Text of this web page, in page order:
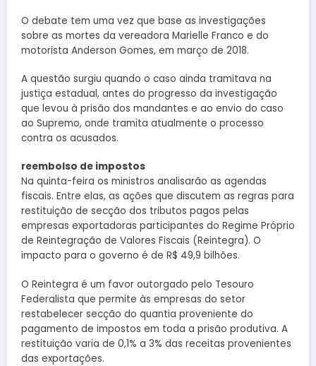
O debate tem uma vez que base as investigações
sobre as mortes da vereadora Marielle Franco e do
motorista Anderson Gomes, em março de 2018.
A questão surgiu quando o caso ainda tramitava na
justiça estadual, antes do progresso da investigação
que levou à prisão dos mandantes e ao envio do caso
ao Supremo, onde tramita atualmente o processo
contra os acusados.
reembolso de impostos
Na quinta-feira os ministros analisarão as agendas
fiscais. Entre elas, as ações que discutem as regras para
restituição de secção dos tributos pagos pelas
empresas exportadoras participantes do Regime Próprio
de Reintegração de Valores Fiscais (Reintegra). O
impacto para o governo é de R$ 49,9 bilhões.
O Reintegra é um favor outorgado pelo Tesouro
Federalista que permite às empresas do setor
restabelecer secção do quantia proveniente do
pagamento de impostos em toda a prisão produtiva. A
restituição varia de 0,1% a 3% das receitas provenientes
das exportações.